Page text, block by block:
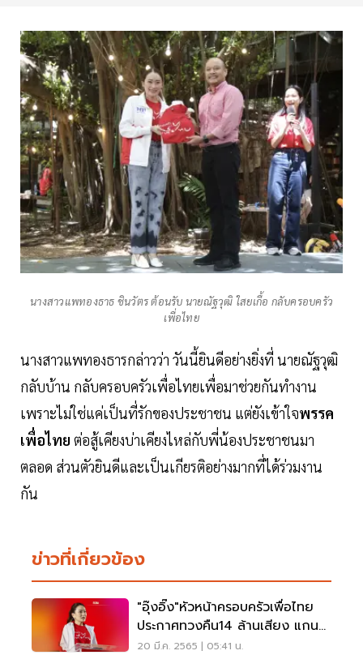
นางสาวแพทองธาธ ชินวัตร ต้อนรับ นายณัฐวุฒิ ใสยเกื้อ กลับครอบครัว
เพื่อไทย
นางสาวแพทองธารกล่าวว่า วันนี้ยินดีอย่างยิ่งที่ นายณัฐวุฒิ
กลับบ้าน กลับครอบครัวเพื่อไทยเพื่อมาช่วยกันทำงาน
เพราะไม่ใช่แค่เป็นที่รักของประชาชน แต่ยังเข้าใจพรรค
เพื่อไทย ต่อสู้เคียงบ่าเคียงไหล่กับพี่น้องประชาชนมา
ตลอด ส่วนตัวยินดีและเป็นเกียรติอย่างมากที่ได้ร่วมงาน
กัน
ข่าวที่เกี่ยวข้อง
"อุ๊งอิ๊ง"หัวหน้าครอบครัวเพื่อไทย
ประกาศทวงคืน14 ล้านเสียง แกน
นำรัฐบาล
20 มี.ค. 2565 | 05:41 น.